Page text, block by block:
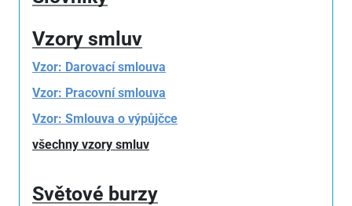
Vzory smluv
Vzor: Darovací smlouva
Vzor: Pracovní smlouva
Vzor: Smlouva o výpůjčce
všechny vzory smluv
Světové burzy